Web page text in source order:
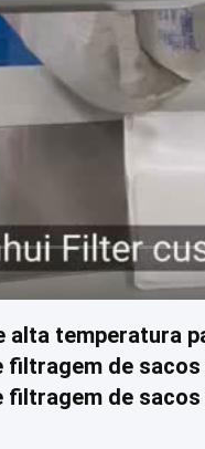
alta temperatura
de
de